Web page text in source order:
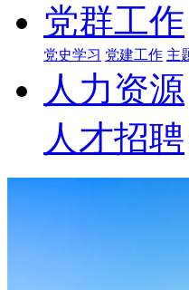
党群工作
党史学习 党建工作 主
人力资源
人才招聘